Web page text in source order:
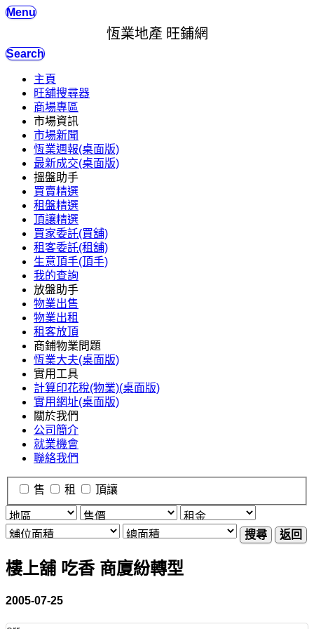
Menu
恆業地產 旺鋪網
Search
主頁
旺舖搜尋器
商場專區
市場資訊
市場新聞
恆業週報(桌面版)
最新成交(桌面版)
搵盤助手
買賣精選
租盤精選
頂讓精選
買家委託(買舖)
租客委託(租舖)
生意頂手(頂手)
我的查詢
放盤助手
物業出售
物業出租
租客放頂
商鋪物業問題
恆業大夫(桌面版)
實用工具
計算印花稅(物業)(桌面版)
實用網址(桌面版)
關於我們
公司簡介
就業機會
聯絡我們
售 租 頂讓
搜尋 返回
樓上舖 吃香 商廈紛轉型
2005-07-25